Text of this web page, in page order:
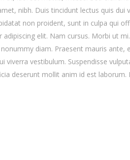
nibh. Duis tincidunt lectus quis dui
non proident, sunt in culpa qui
adipiscing elit. Nam cursus. Morbi ut
nonummy diam. Praesent mauris
viverra vestibulum. Suspendisse
deserunt mollit anim id est